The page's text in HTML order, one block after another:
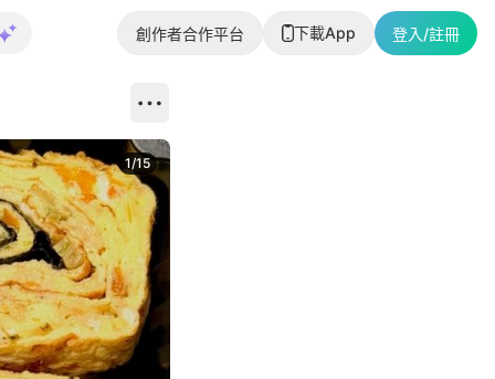
創作者合作平台 下載App 登入/註冊
1/15